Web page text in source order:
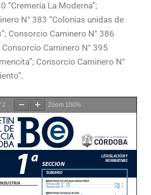
“Cremería La Mo­derna”;
N° 383 “Colonias unidas de
Consorcio Caminero N° 386
Consorcio Caminero N° 395
Consorcio Caminero N°
2 Zoom 100%